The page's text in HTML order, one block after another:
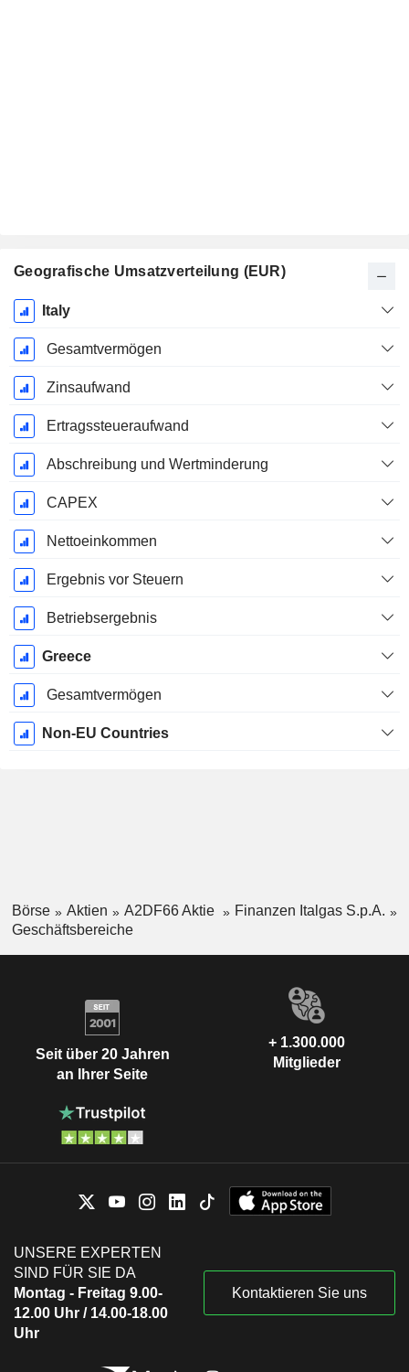
Geografische Umsatzverteilung (EUR)
Ende d.
Geschäftsjahres:
Dezember
Italy
Gesamtvermögen
Zinsaufwand
Ertragssteueraufwand
Abschreibung und Wertminderung
CAPEX
Nettoeinkommen
Ergebnis vor Steuern
Betriebsergebnis
Greece
Gesamtvermögen
Non-EU Countries
Börse Aktien A2DF66 Aktie
Finanzen Italgas S.p.A.
Geschäftsbereiche
Seit über 20 Jahren
an Ihrer Seite
+ 1.300.000
Mitglieder
UNSERE EXPERTEN
SIND FÜR SIE DA
Montag - Freitag 9.00-
12.00 Uhr / 14.00-18.00
Uhr
Kontaktieren Sie uns